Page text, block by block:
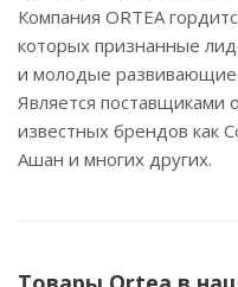
Компания ORTEA
которых признанные
и молодые
Является поставщиками
известных брендов как
Ашан и многих других.